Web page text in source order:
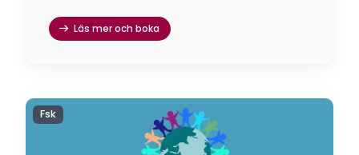
Läs mer och boka
Fsk